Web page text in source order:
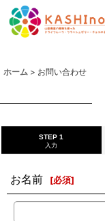
ホーム > お問い合わせ
STEP 1
入力
お名前 [必須]